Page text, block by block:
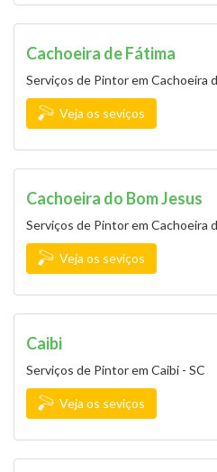
Cachoeira de Fátima
Serviços de Pintor em Cachoeira
Veja os seviços
Cachoeira do Bom Jesus
Serviços de Pintor em Cachoeira
Veja os seviços
Caibi
Serviços de Pintor em Caibi - SC
Veja os seviços